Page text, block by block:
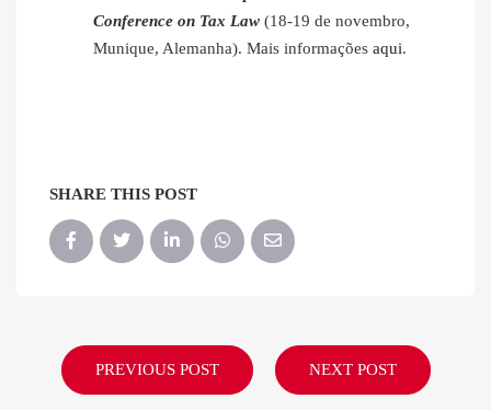
Conference on Tax Law (18-19 de novembro,
Munique, Alemanha). Mais informações aqui.
SHARE THIS POST
PREVIOUS POST NEXT POST